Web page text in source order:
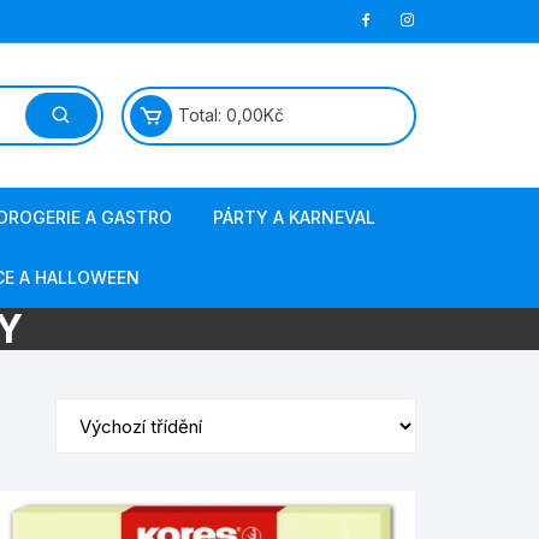
Total: 0,00Kč
A GASTRO
papírová hygiena
jednorázové nádobí
obalový materiál
PÁRTY A KARNEVAL
A HALLOWEEN